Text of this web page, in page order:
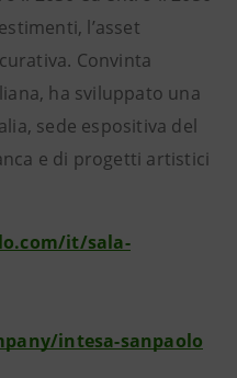
l’asset
Convinta
ha sviluppato una
sede espositiva del
e di progetti artistici
it/sala-
intesa-sanpaolo